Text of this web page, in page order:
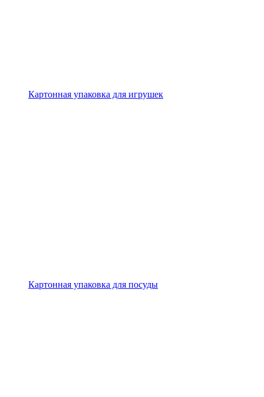
Картонная упаковка для игрушек
Картонная упаковка для посуды